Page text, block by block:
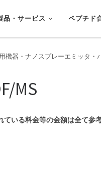
品・サービス ペプチド
機器・ナノスプレーエミッタ・
MS
ている料金等の金額は全て参